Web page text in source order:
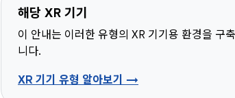
해당 XR 기기
이 안내는 이러한 유형의 XR 기기용 환경을 구
니다.
XR 기기 유형 알아보기 →